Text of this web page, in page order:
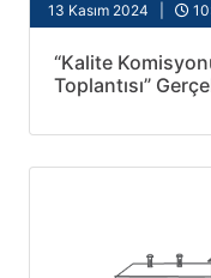
13 Kasım 2024 |
“Kalite
Toplantısı”